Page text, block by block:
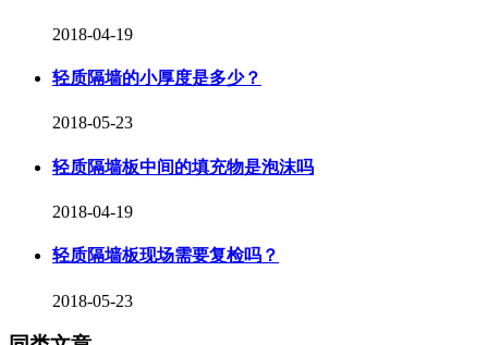
2018-04-19
轻质隔墙的小厚度是多少？
2018-05-23
轻质隔墙板中间的填充物是泡沫吗
2018-04-19
轻质隔墙板现场需要复检吗？
2018-05-23